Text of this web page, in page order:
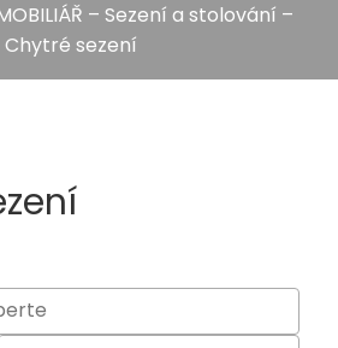
– Sezení a stolování –
Chytré sezení